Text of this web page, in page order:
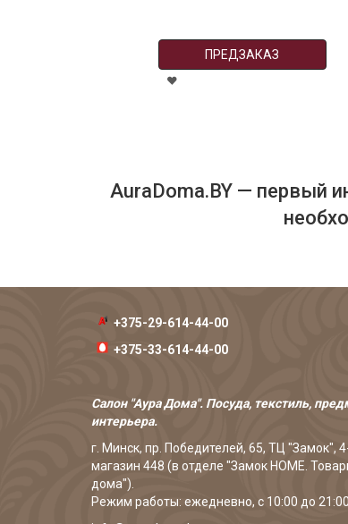
ПРЕДЗАКАЗ
AuraDoma.BY — первый
+375-29-614-44-00
+375-33-614-44-00
Салон "Аура Дома". Посуда, текстиль,
интерьера.
г. Минск, пр. Победителей, 65, ТЦ "Замок",
магазин 448 (в отделе "Замок HOME.
дома").
Режим работы: ежедневно, с 10:00 до 21:00.